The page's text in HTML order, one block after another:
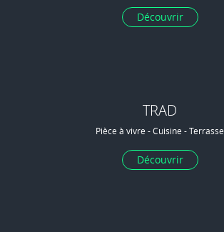
Découvrir
TRAD
Pièce à vivre - Cuisine - Terrasse
Découvrir